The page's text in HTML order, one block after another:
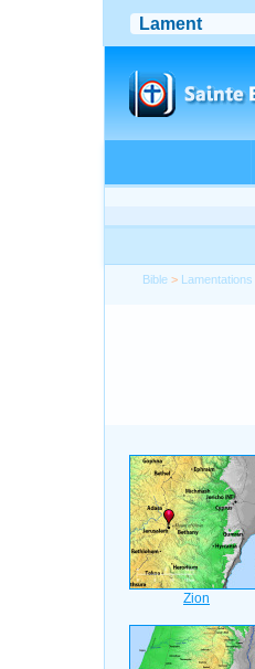
Bible > Lamentations